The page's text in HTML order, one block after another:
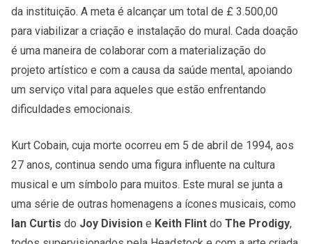
da instituição. A meta é alcançar um total de £ 3.500,00
para viabilizar a criação e instalação do mural. Cada doação
é uma maneira de colaborar com a materialização do
projeto artístico e com a causa da saúde mental, apoiando
um serviço vital para aqueles que estão enfrentando
dificuldades emocionais.
Kurt Cobain, cuja morte ocorreu em 5 de abril de 1994, aos
27 anos, continua sendo uma figura influente na cultura
musical e um símbolo para muitos. Este mural se junta a
uma série de outras homenagens a ícones musicais, como
Ian Curtis do Joy Division e Keith Flint do The Prodigy,